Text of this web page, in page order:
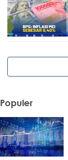
Populer